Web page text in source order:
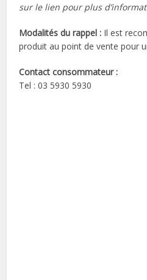
sur le lien pour plus
Modalités du rappel : Il est
produit au point de vente pour
Contact consommateur :
Tel : 03 5930 5930